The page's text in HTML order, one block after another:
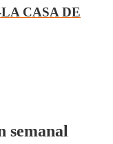
CASA DE
semanal